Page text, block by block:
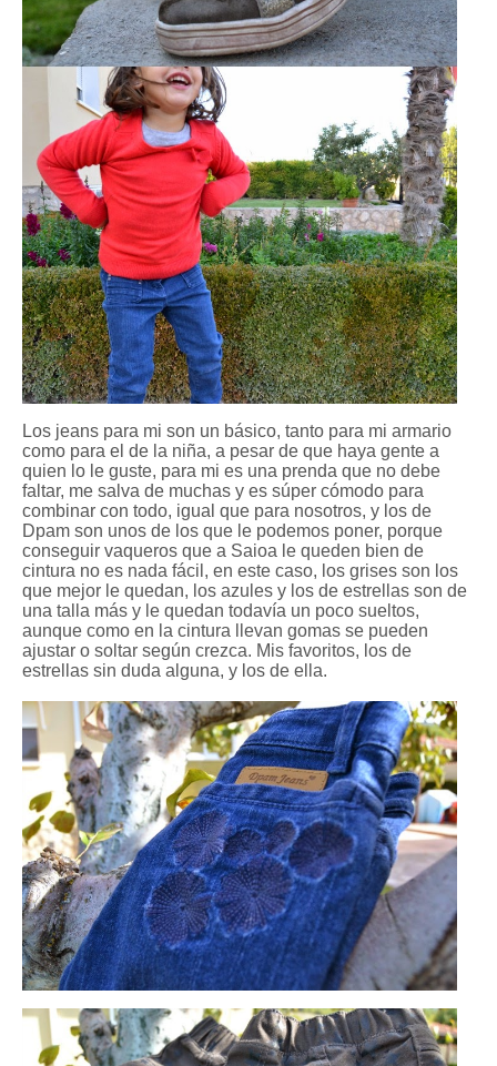
Los jeans para mi son un básico, tanto para mi armario
como para el de la niña, a pesar de que haya gente a
quien lo le guste, para mi es una prenda que no debe
faltar, me salva de muchas y es súper cómodo para
combinar con todo, igual que para nosotros, y los de
Dpam son unos de los que le podemos poner, porque
conseguir vaqueros que a Saioa le queden bien de
cintura no es nada fácil, en este caso, los grises son los
que mejor le quedan, los azules y los de estrellas son de
una talla más y le quedan todavía un poco sueltos,
aunque como en la cintura llevan gomas se pueden
ajustar o soltar según crezca. Mis favoritos, los de
estrellas sin duda alguna, y los de ella.